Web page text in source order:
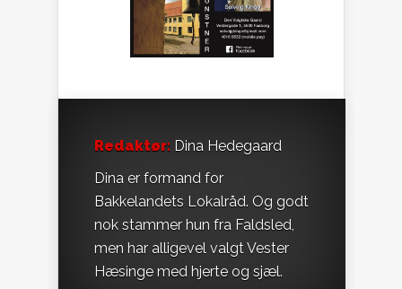
Redaktør: Dina Hedegaard
Dina er formand for
Bakkelandets Lokalråd. Og godt
nok stammer hun fra Faldsled,
men har alligevel valgt Vester
Hæsinge med hjerte og sjæl.